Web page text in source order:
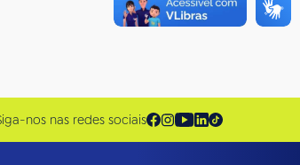
nos nas redes sociais